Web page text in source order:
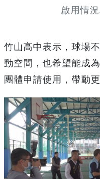
啟用情
竹山高中表示，球場
動空間，也希望能成
團體申請使用，帶動